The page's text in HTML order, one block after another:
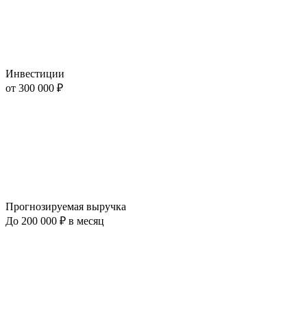
Инвестиции
от 300 000 ₽
Прогнозируемая выручка
До 200 000 ₽ в месяц